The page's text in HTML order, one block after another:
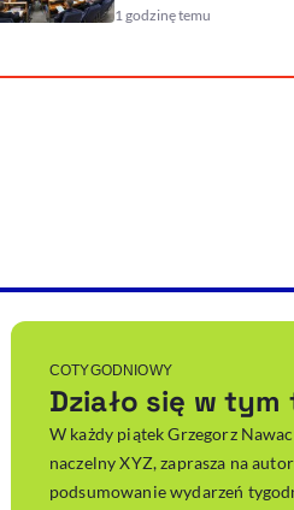
Sprawdź, jak i dlaczego zwiększamy
Deklaracja dostępności
1 godzinę temu